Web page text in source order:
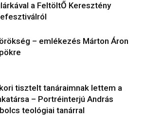
a FeltöltŐ Keresztény
– emlékezés Márton Áron
tisztelt tanáraimnak lettem a
– Portréinterjú András
teológiai tanárral